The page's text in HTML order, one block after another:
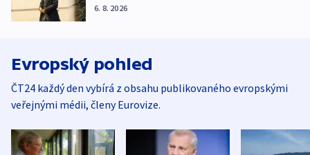
6. 8. 2026
Evropský pohled
ČT24 každý den vybírá z obsahu publikovaného evropskými
veřejnými médii, členy Eurovize.